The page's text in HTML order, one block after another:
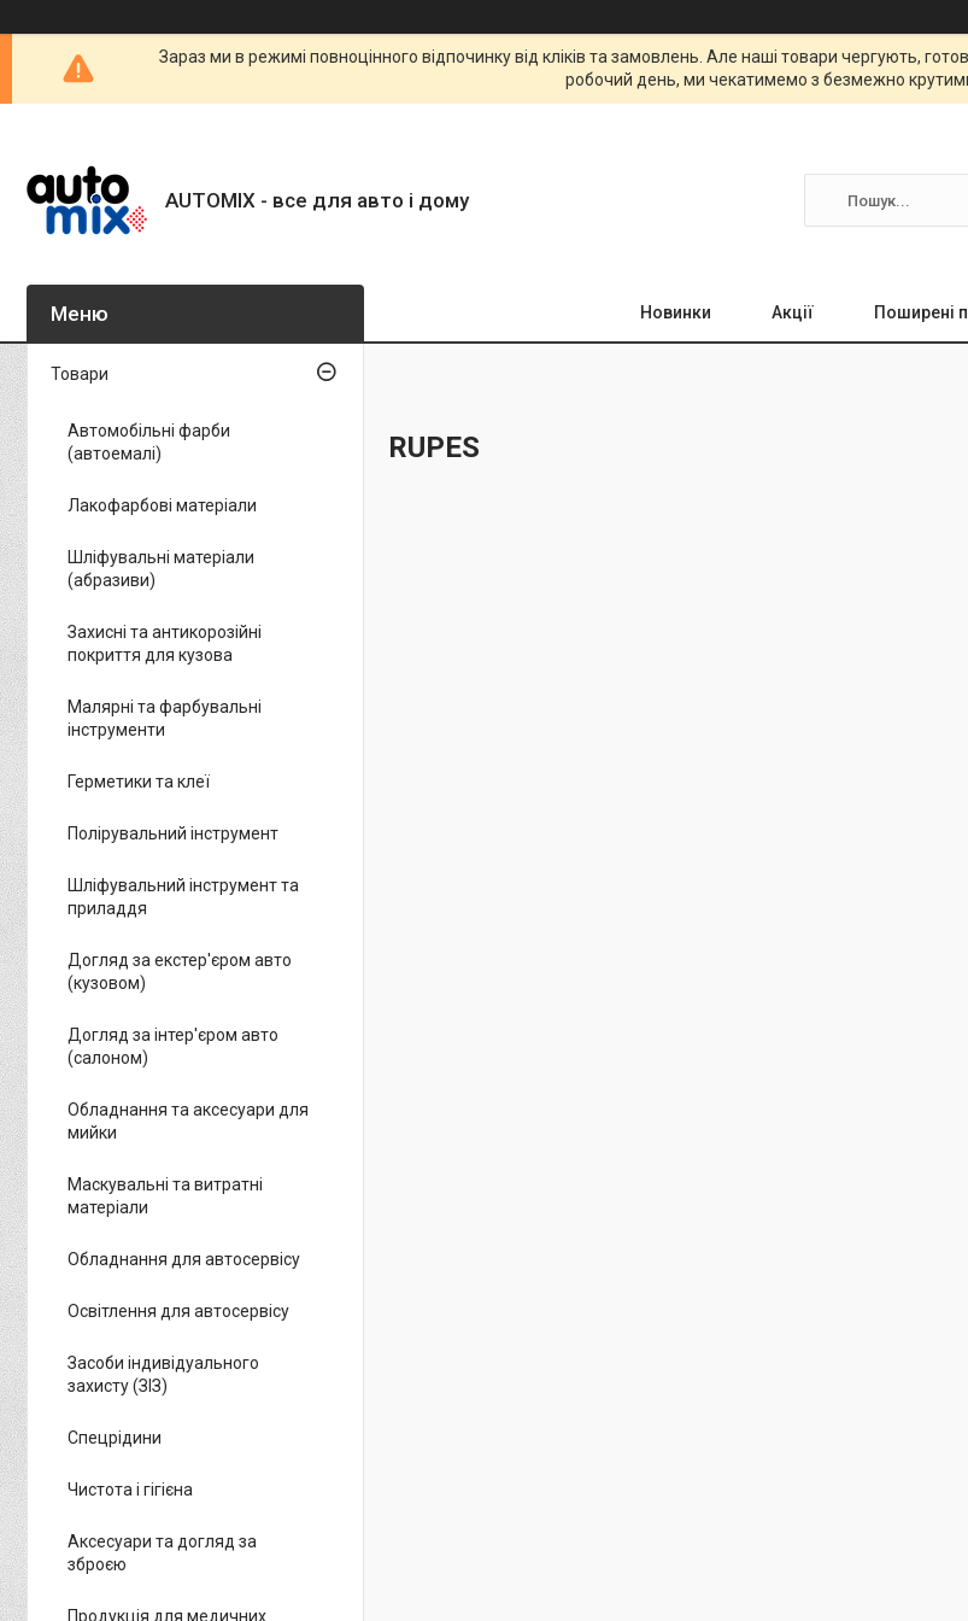
Зараз ми в режимі повноцінного відпочинку від кліків та замовлень. Але наші товари чергують,
робочий день, ми чекатимемо з безмежно
AUTOMIX - все для авто і дому
Новинки Акції Поширені
RUPES
Товари
Автомобільні фарби
(автоемалі)
Лакофарбові матеріали
Шліфувальні матеріали
(абразиви)
Захисні та антикорозійні
покриття для кузова
Малярні та фарбувальні
інструменти
Герметики та клеї
Полірувальний інструмент
Шліфувальний інструмент та
приладдя
Догляд за екстер'єром авто
(кузовом)
Догляд за інтер'єром авто
(салоном)
Обладнання та аксесуари для
мийки
Маскувальні та витратні
матеріали
Обладнання для автосервісу
Освітлення для автосервісу
Засоби індивідуального
захисту (ЗІЗ)
Спецрідини
Чистота і гігієна
Аксесуари та догляд за
зброєю
Продукція для медичних